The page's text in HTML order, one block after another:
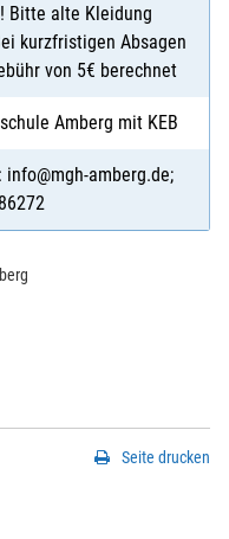
Bitte alte Kleidung
kurzfristigen Absagen
von 5€ berechnet
Amberg mit KEB
amberg.de;
Seite drucken